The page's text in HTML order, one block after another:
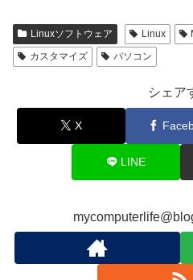
Linuxソフトウェア Linux
カスタマイズ
パソコン
シェア
X
LINE